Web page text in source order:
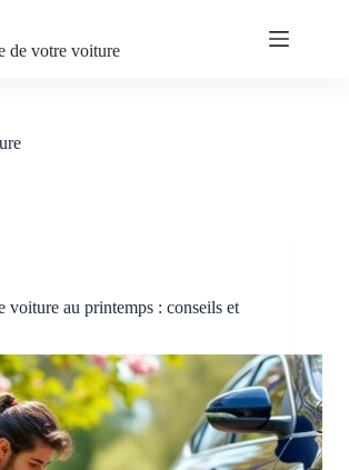
de votre voiture
voiture au printemps : conseils et